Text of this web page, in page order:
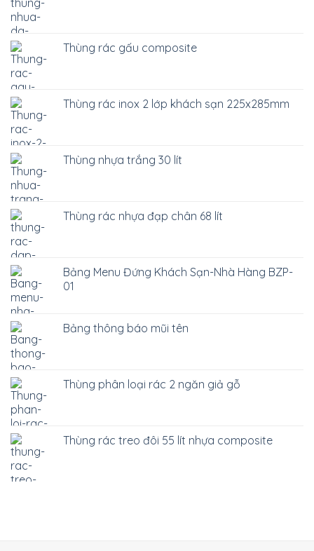
Thùng rác gấu composite
Thùng rác inox 2 lớp khách sạn 225x285mm
Thùng nhựa trắng 30 lít
Thùng rác nhựa đạp chân 68 lít
Bảng Menu Đứng Khách Sạn-Nhà Hàng BZP-
01
Bảng thông báo mũi tên
Thùng phân loại rác 2 ngăn giả gỗ
Thùng rác treo đôi 55 lít nhựa composite